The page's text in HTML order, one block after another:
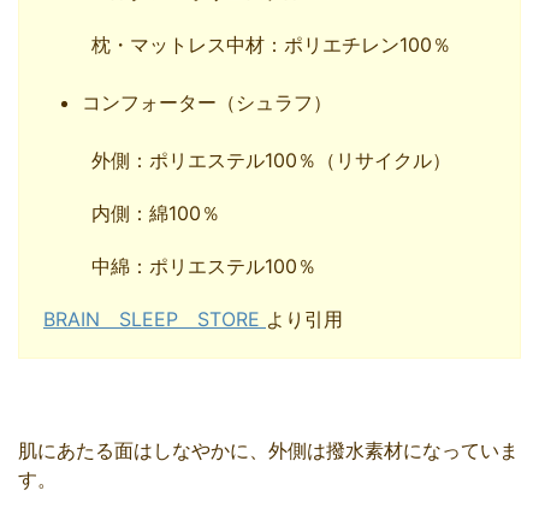
枕・マットレス中材：ポリエチレン100％
コンフォーター（シュラフ）
外側：ポリエステル100％（リサイクル）
内側：綿100％
中綿：ポリエステル100％
BRAIN SLEEP STORE より引用
肌にあたる面はしなやかに、外側は撥水素材になっていま
す。